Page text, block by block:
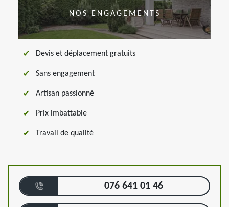
NOS ENGAGEMENTS
Devis et déplacement gratuits
Sans engagement
Artisan passionné
Prix imbattable
Travail de qualité
076 641 01 46